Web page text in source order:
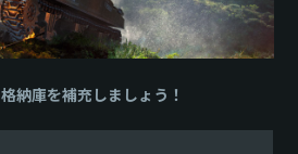
納庫を補充しましょう！